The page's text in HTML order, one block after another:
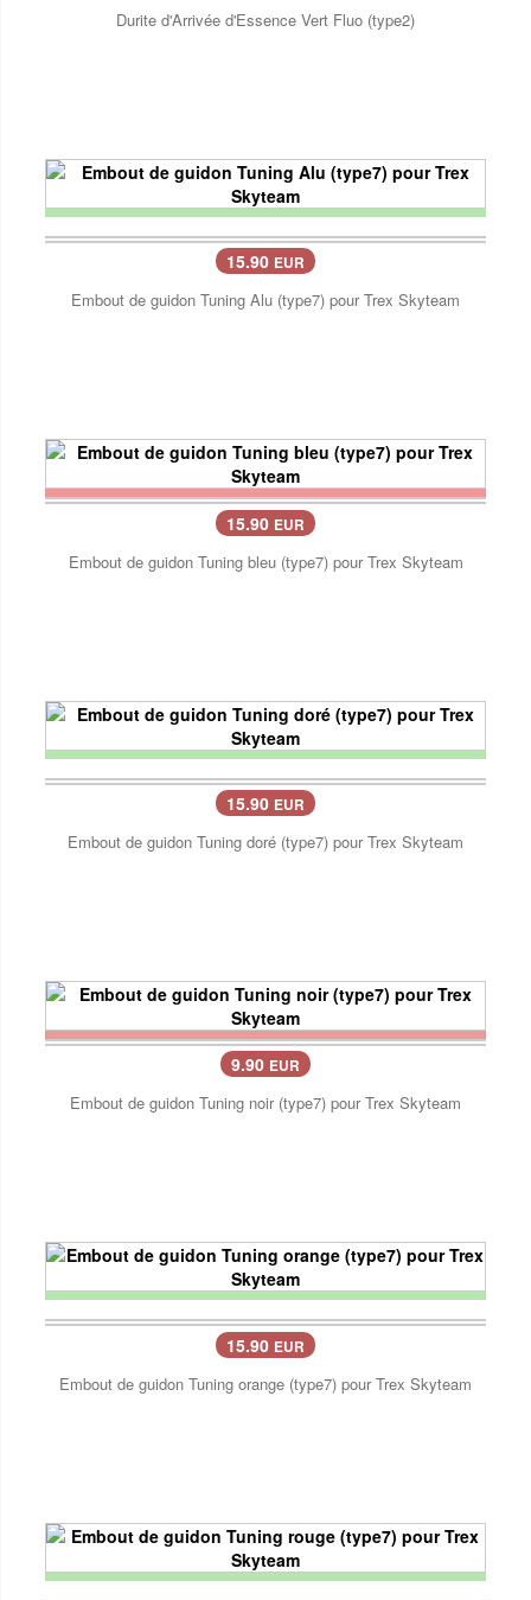
Durite d'Arrivée d'Essence Vert Fluo (type2)
15.90 EUR
Embout de guidon Tuning Alu (type7) pour Trex Skyteam
15.90 EUR
Embout de guidon Tuning bleu (type7) pour Trex Skyteam
15.90 EUR
Embout de guidon Tuning doré (type7) pour Trex Skyteam
9.90 EUR
Embout de guidon Tuning noir (type7) pour Trex Skyteam
15.90 EUR
Embout de guidon Tuning orange (type7) pour Trex Skyteam